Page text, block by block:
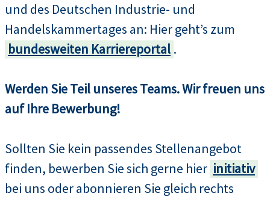
und des Deutschen Industrie- und
Handelskammertages an: Hier geht’s zum
bundesweiten Karriereportal .
Werden Sie Teil unseres Teams. Wir freuen uns
auf Ihre Bewerbung!
Sollten Sie kein passendes Stellenangebot
finden, bewerben Sie sich gerne hier initiativ
bei uns oder abonnieren Sie gleich rechts